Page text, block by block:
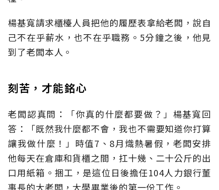
楊基寬請求櫃檯人員把他的履歷表拿給老闆，說自
己不在乎薪水，也不在乎職務。5分鐘之後，他見
到了老闆本人。
刻苦，才能銘心
老闆認真問：「你真的什麼都要做？」楊基寬回
答：「既然我什麼都不會，我也不需要知道你打算
讓我做什麼！」時值7、8月熾熱暑假，老闆安排
他每天在倉庫和貨櫃之間，扛十幾、二十公斤的出
口用紙箱。捆工，是這位日後擔任104人力銀行董
事長的大老闆，大學畢業後的第一份工作。